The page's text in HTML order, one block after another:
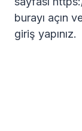
burayı açın
giriş yapınız.